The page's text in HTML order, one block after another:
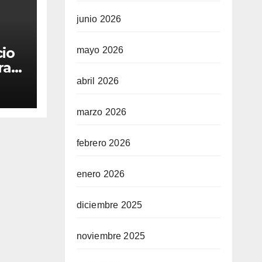
junio 2026
mayo 2026
abril 2026
marzo 2026
febrero 2026
enero 2026
diciembre 2025
noviembre 2025